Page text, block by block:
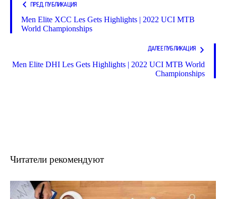
ПРЕД. ПУБЛИКАЦИЯ
Men Elite XCC Les Gets Highlights | 2022 UCI MTB
World Championships
ДАЛЕЕ ПУБЛИКАЦИЯ
Men Elite DHI Les Gets Highlights | 2022 UCI MTB World
Championships
Читатели рекомендуют